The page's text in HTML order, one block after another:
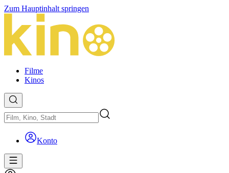
Zum Hauptinhalt springen
Filme
Kinos
Konto